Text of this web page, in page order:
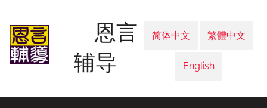
恩言
辅导
简体中文 繁體中文
English